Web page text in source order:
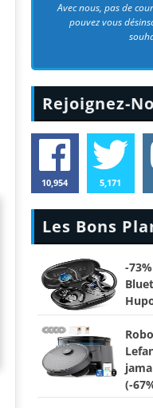
Avec nous, pas de
pouvez vous
Rejoignez-
10,954 5,171
Les Bons
-
(-